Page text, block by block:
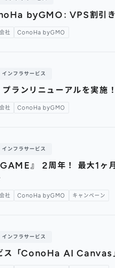
byGMO: VPS割引
社 ConoHa byGMO
インフラサービス
ランリニューアルを実施
社 ConoHa byGMO
インフラサービス
』 2周年！ 最大1ヶ月
社 ConoHa byGMO キャンペーン
インフラサービス
ス「ConoHa AI Canvas